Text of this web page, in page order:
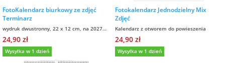
Bombki ze
zdjęciem
Fotoksiążki
szkoły
na pamiątkę z
wakacji
dla chłopaka
dla dziewczyny
FotoKalendarz biurkowy ze zdjęć
Terminarz
wydruk dwustronny, 22 x 12 cm, na 2027
24,90 zł
Wysyłka w 1 dzień
Fotokalendarz Jednodzielny Mix
Zdjęć
Kalendarz z otworem do powieszenia
24,90 zł
Wysyłka w 1 dzień